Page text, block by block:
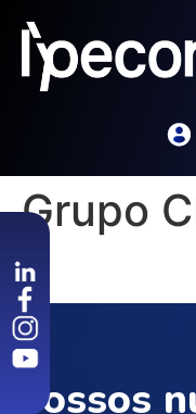
Grupo
Nossos